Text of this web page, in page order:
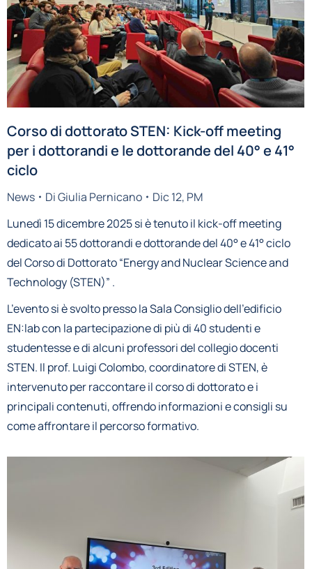
Corso di dottorato STEN: Kick-off meeting
per i dottorandi e le dottorande del 40° e 41°
ciclo
News DiGiulia Pernicano
Dic 12, PM
Lunedì 15 dicembre 2025 si è tenuto il kick-off meeting
dedicato ai 55 dottorandi e dottorande del 40° e 41° ciclo
del Corso di Dottorato “Energy and Nuclear Science and
Technology (STEN)” .
L’evento si è svolto presso la Sala Consiglio dell’edificio
EN:lab con la partecipazione di più di 40 studenti e
studentesse e di alcuni professori del collegio docenti
STEN. Il prof. Luigi Colombo, coordinatore di STEN, è
intervenuto per raccontare il corso di dottorato e i
principali contenuti, offrendo informazioni e consigli su
come affrontare il percorso formativo.